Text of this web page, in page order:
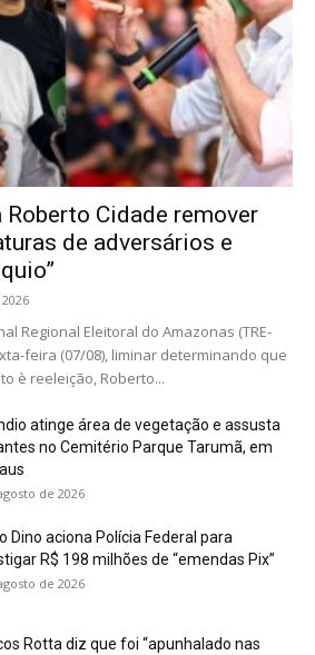
Roberto Cidade remover
de adversários e
Regional Eleitoral do Amazonas (TRE-
feira (07/08), liminar determinando que
è reeleição, Roberto...
atinge área de vegetação e assusta
no Cemitério Parque Tarumã, em
de 2026
Dino aciona Polícia Federal para
R$ 198 milhões de “emendas Pix”
de 2026
Rotta diz que foi “apunhalado nas